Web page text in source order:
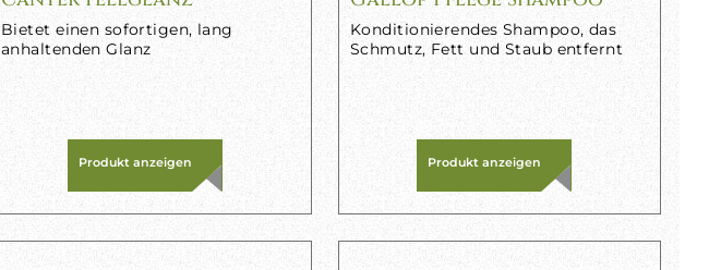
Bietet einen sofortigen, lang
anhaltenden Glanz
Produkt anzeigen
Konditionierendes Shampoo, das
Schmutz, Fett und Staub entfernt
Produkt anzeigen